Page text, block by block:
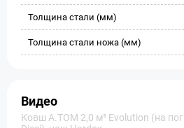
Толщина стали (мм)
Толщина стали ножа (мм)
Видео
Ковш A.TOM 2,0 м³ Evolution (на